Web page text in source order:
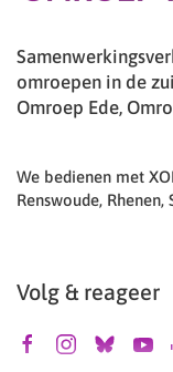
omroepen in de
Omroep Ede,
We bedienen met
Renswoude,
Volg & reageer